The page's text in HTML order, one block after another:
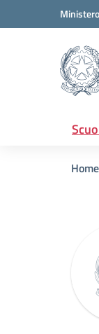
Vai ai contenuti
Vai al menu di
Home